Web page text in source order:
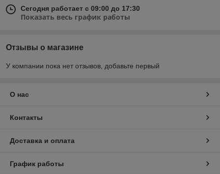
Сегодня работает с 09:00 до 17:30
Показать весь график работы
Отзывы о магазине
У компании пока нет отзывов, добавьте первый
О нас
Контакты
Доставка и оплата
График работы